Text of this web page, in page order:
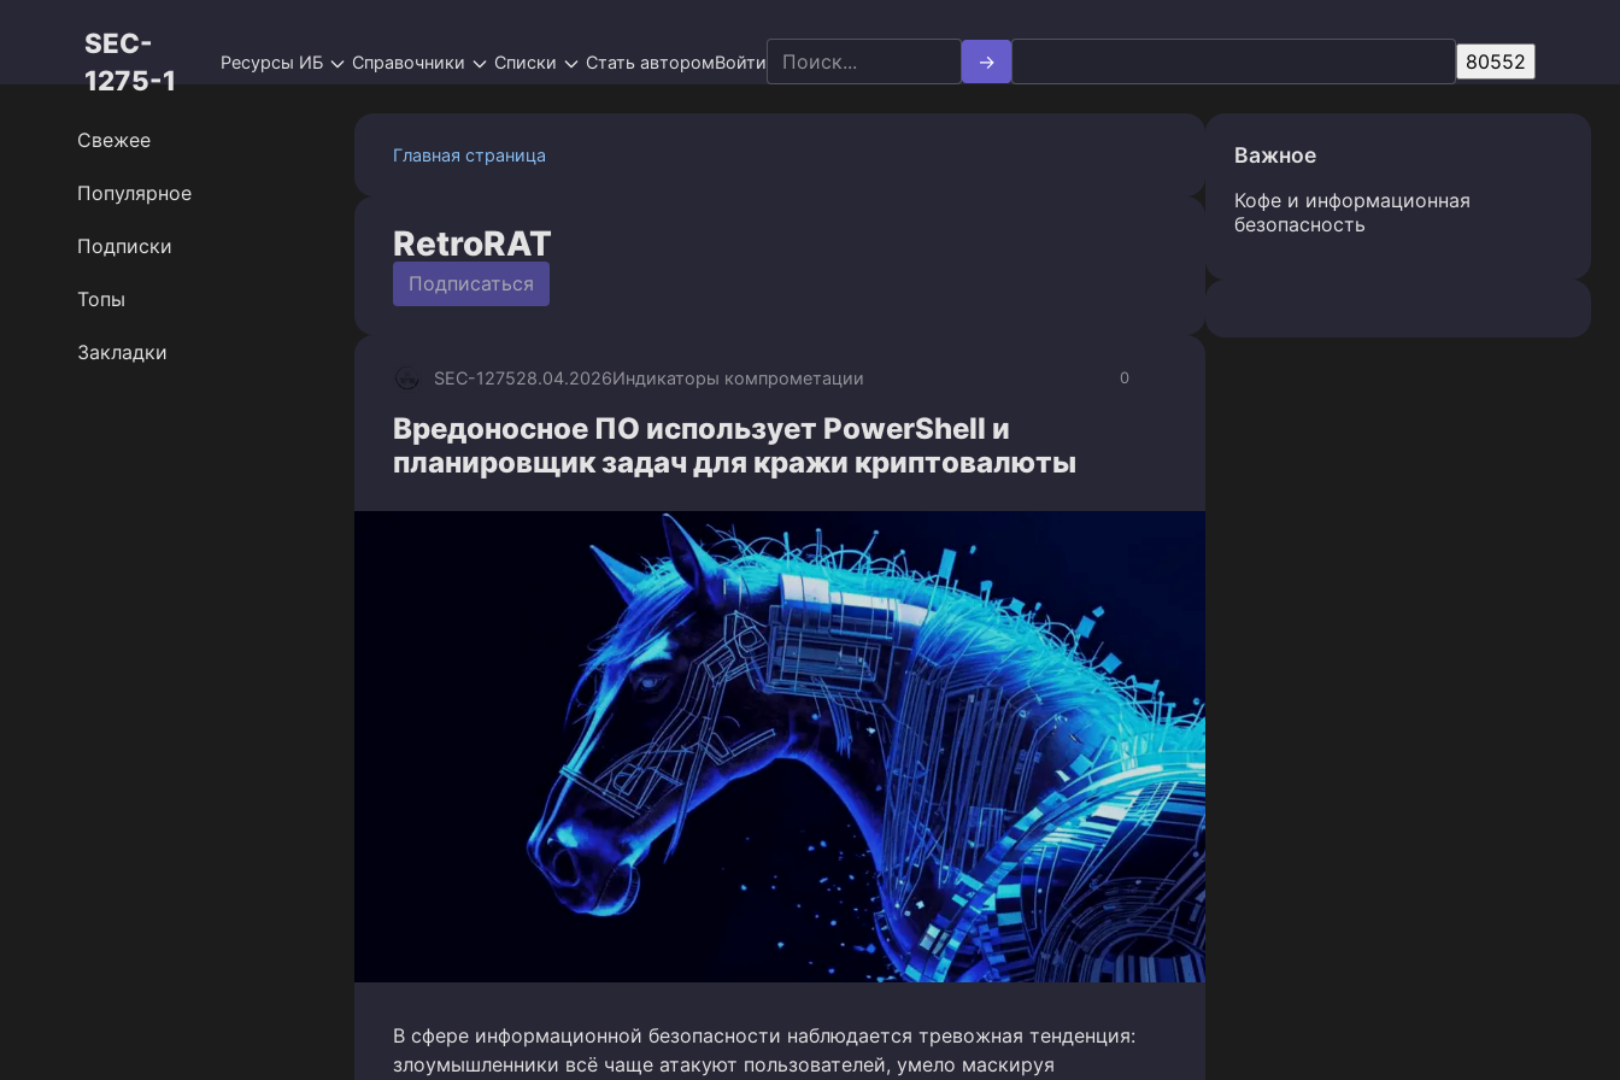
SEC-
1275-1
Ресурсы ИБ Справочники Списки Стать авторомВойти Search
for:
Главная страница
RetroRAT
Подписаться
0
SEC-127528.04.2026Индикаторы компрометации
Вредоносное ПО использует PowerShell и
планировщик задач для кражи криптовалюты
В сфере информационной безопасности наблюдается тревожная тенденция:
злоумышленники всё чаще атакуют пользователей, умело маскируя
Свежее
Популярное
Подписки
Топы
Закладки
Важное
Кофе и информационная
безопасность